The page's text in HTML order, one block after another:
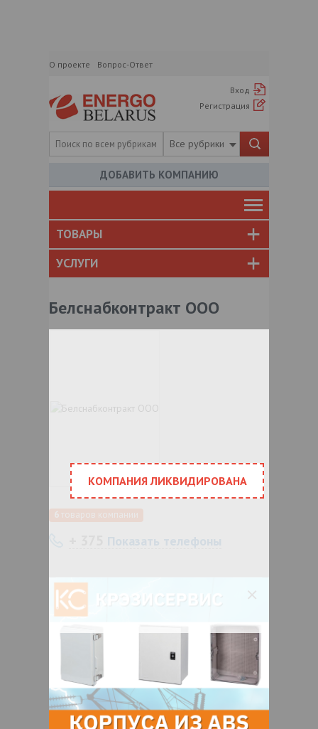
О проекте Вопрос-Ответ
Вход
Регистрация
Все рубрики
ДОБАВИТЬ КОМПАНИЮ
ТОВАРЫ
УСЛУГИ
Белснабконтракт ООО
6товаров компании
Беларусь, Минская обл., Минск,
ул.Промышленная, 11
КОМПАНИЯ ЛИКВИДИРОВАНА
О нас Еще
О компании